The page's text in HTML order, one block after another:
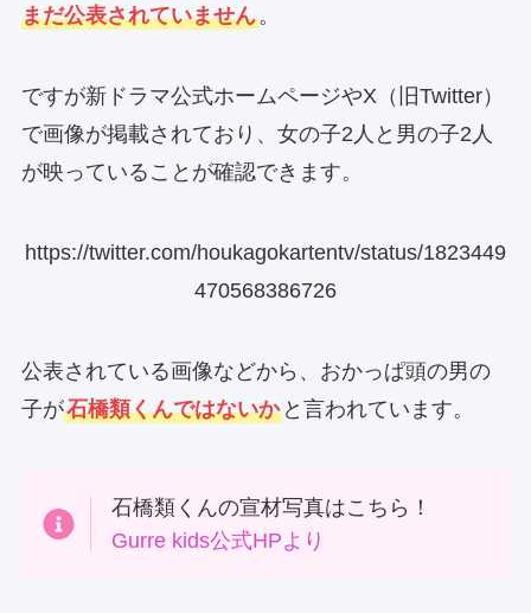
まだ公表されていません。
ですが新ドラマ公式ホームページやX（旧Twitter）
で画像が掲載されており、女の子2人と男の子2人
が映っていることが確認できます。
https://twitter.com/houkagokartentv/status/1823449
470568386726
公表されている画像などから、おかっぱ頭の男の
子が石橋類くんではないかと言われています。
石橋類くんの宣材写真はこちら！
Gurre kids公式HPより